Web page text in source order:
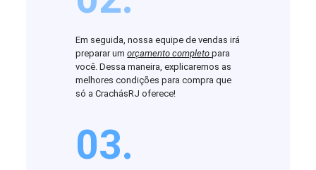
Em seguida, nossa equipe de vendas irá
preparar umorçamento completopara
você. Dessa maneira, explicaremos as
melhores condições para compra que
só a CrachásRJ oferece!
03.